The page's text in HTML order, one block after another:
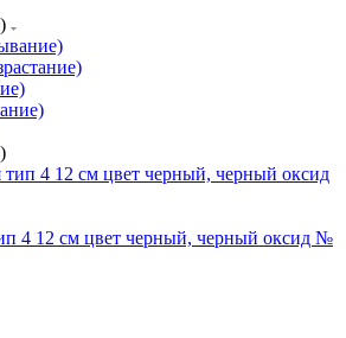
4 12 см цвет черный, черный оксид №